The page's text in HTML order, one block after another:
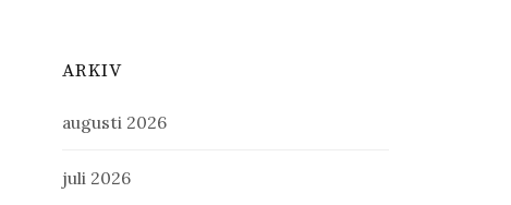
ARKIV
augusti 2026
juli 2026